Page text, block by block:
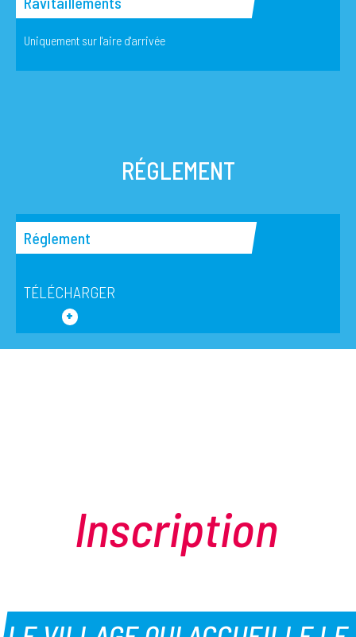
Uniquement sur l'aire d'arrivée
RÉGLEMENT
Réglement
TÉLÉCHARGER
Inscription